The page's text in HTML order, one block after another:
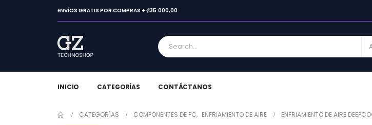
ENVÍOS GRATIS POR COMPRAS + ₡35.000,00
INICIO CATEGORÍAS CONTÁCTANOS
CATEGORÍAS COMPONENTES DE PC, ENFRIAMIENTO DE AIRE ENFRIAMIENTO DE AIRE